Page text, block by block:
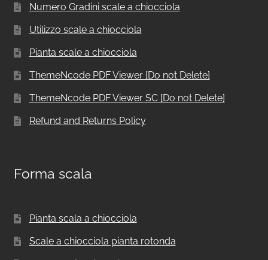
Numero Gradini scale a chiocciola
Utilizzo scale a chiocciola
Pianta scale a chiocciola
ThemeNcode PDF Viewer [Do not Delete]
ThemeNcode PDF Viewer SC [Do not Delete]
Refund and Returns Policy
Forma scala
Pianta scala a chiocciola
Scale a chiocciola pianta rotonda